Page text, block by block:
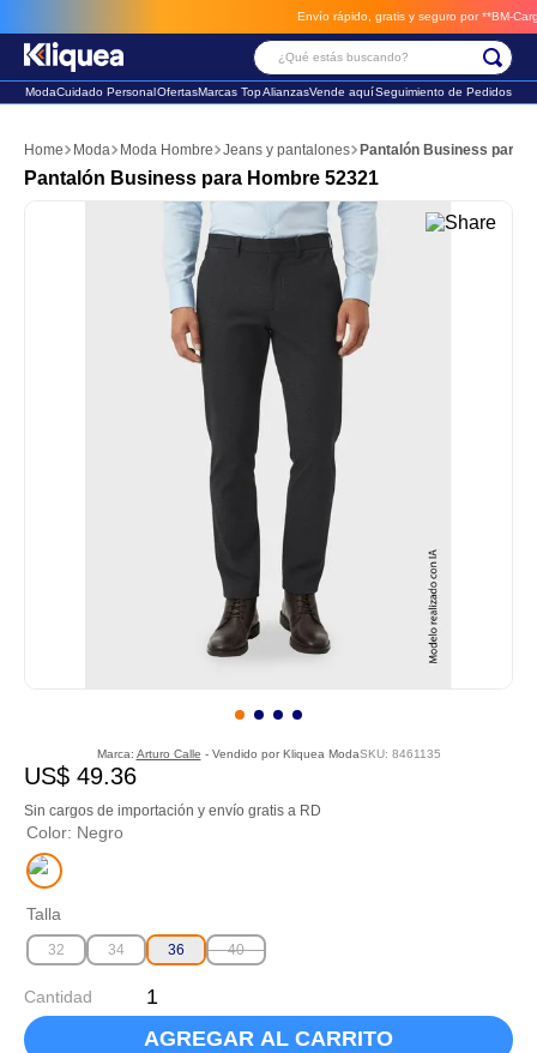
Envío rápido, gratis y seguro por **BM-Cargo** envios a través de
¿Qué estás buscando?
ModaCuidado PersonalOfertasMarcas TopAlianzasVende aquíSeguimiento de Pedidos
Moda Moda Hombre Jeans y pantalones Pantalón Business para
Pantalón Business para Hombre 52321
Marca: Arturo Calle - Vendido por Kliquea ModaSKU: 8461135
US$ 49.36
Sin cargos de importación y envío gratis a RD
Color: Negro
Talla
32 34 36 40
Cantidad
AGREGAR AL CARRITO